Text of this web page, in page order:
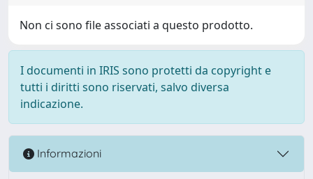
Non ci sono file associati a questo prodotto.
I documenti in IRIS sono protetti da copyright e
tutti i diritti sono riservati, salvo diversa
indicazione.
Informazioni